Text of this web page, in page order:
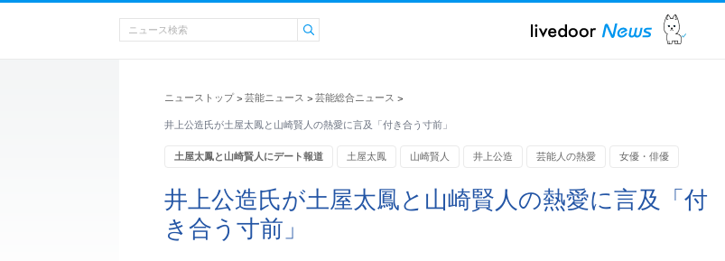
ニューストップ > 芸能ニュース > 芸能総合ニュース >
井上公造氏が土屋太鳳と山崎賢人の熱愛に言及「付き合う寸前」
土屋太鳳と山崎賢人にデート報道 土屋太鳳 山崎賢人 井上公造 芸能人の熱愛 女優・俳優
井上公造氏が土屋太鳳と山崎賢人の熱愛に言及「付
き合う寸前」